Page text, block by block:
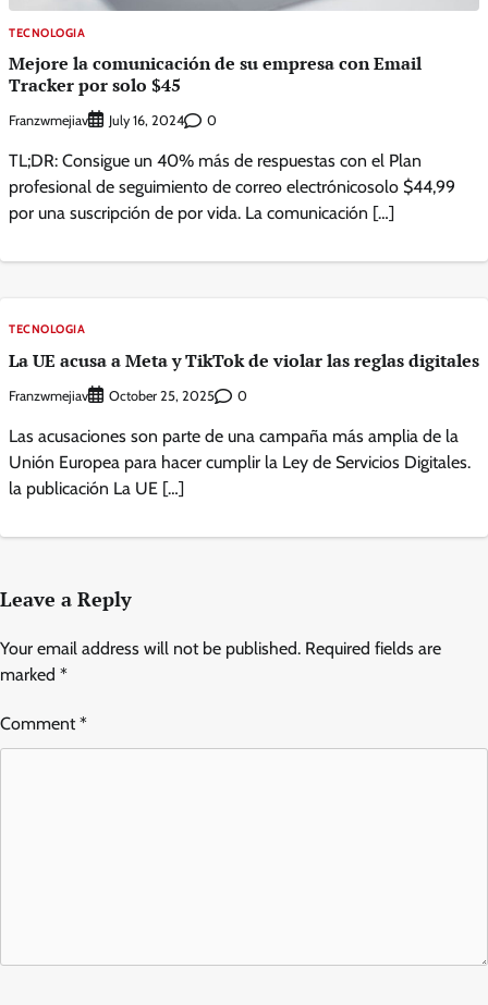
TECNOLOGIA
Mejore la comunicación de su empresa con Email
Tracker por solo $45
Franzwmejiav July 16, 2024 0
TL;DR: Consigue un 40% más de respuestas con el Plan
profesional de seguimiento de correo electrónicosolo $44,99
por una suscripción de por vida. La comunicación […]
TECNOLOGIA
La UE acusa a Meta y TikTok de violar las reglas digitales
Franzwmejiav October 25, 2025 0
Las acusaciones son parte de una campaña más amplia de la
Unión Europea para hacer cumplir la Ley de Servicios Digitales.
la publicación La UE […]
Leave a Reply
Your email address will not be published. Required fields are
marked *
Comment*